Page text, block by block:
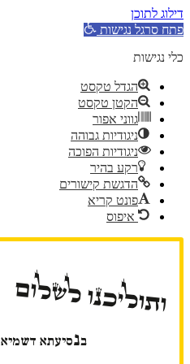
דילוג לתוכן
פתח סרגל נגישות
כלי נגישות
הגדל טקסט
הקטן טקסט
גווני אפור
ניגודיות גבוהה
ניגודיות הפוכה
רקע בהיר
הדגשת קישורים
פונט קריא
איפוס
דלג
ותוליכנו לשלום
בנסיעתא דשמיא